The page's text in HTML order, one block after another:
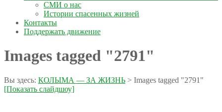
СМИ о нас
Истории спасенных жизней
Контакты
Поддержать движение
Images tagged "2791"
Вы здесь: КОЛЫМА — ЗА ЖИЗНЬ > Images tagged "2791"
[Показать слайдшоу]